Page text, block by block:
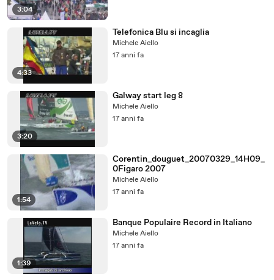
3:04
4:33
Telefonica Blu si incaglia
Michele Aiello
17 anni fa
3:20
Galway start leg 8
Michele Aiello
17 anni fa
1:54
Corentin_douguet_20070329_14H09_
0Figaro 2007
Michele Aiello
17 anni fa
1:39
Banque Populaire Record in Italiano
Michele Aiello
17 anni fa